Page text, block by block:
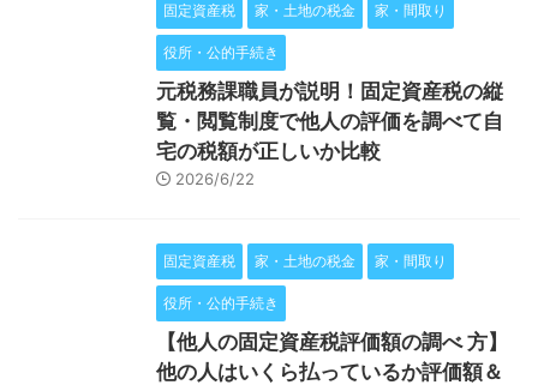
固定資産税 家・土地の税金 家・間取り
役所・公的手続き
元税務課職員が説明！固定資産税の縦
覧・閲覧制度で他人の評価を調べて自
宅の税額が正しいか比較
2026/6/22
固定資産税 家・土地の税金 家・間取り
役所・公的手続き
【他人の固定資産税評価額の調べ 方】
他の人はいくら払っているか評価額＆